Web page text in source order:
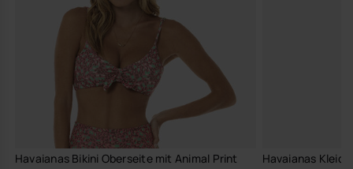
Havaianas Bikini Oberseite mit Animal Print
Havaianas Kleid